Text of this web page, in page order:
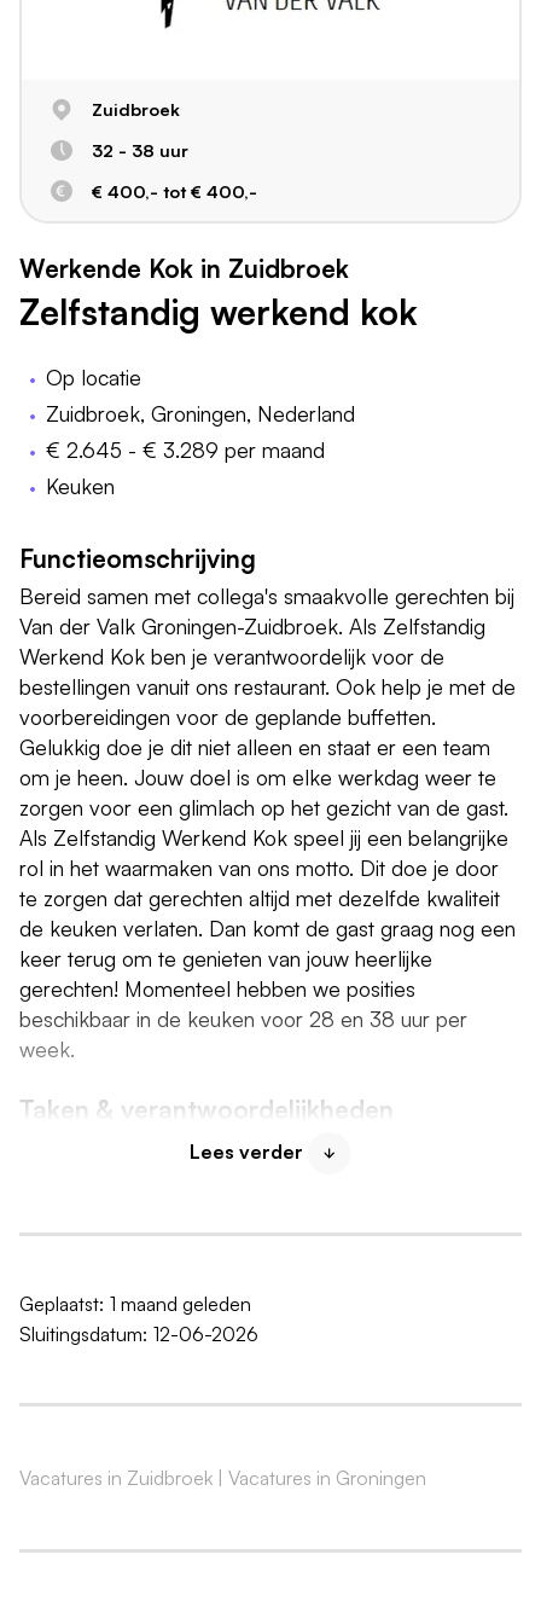
Zuidbroek
32 - 38 uur
€ 400,- tot € 400,-
Werkende Kok in Zuidbroek
Zelfstandig werkend kok
Op locatie
Zuidbroek, Groningen, Nederland
€ 2.645 - € 3.289 per maand
Keuken
Functieomschrijving
Bereid samen met collega's smaakvolle gerechten bij
Van der Valk Groningen-Zuidbroek. Als Zelfstandig
Werkend Kok ben je verantwoordelijk voor de
bestellingen vanuit ons restaurant. Ook help je met de
voorbereidingen voor de geplande buffetten.
Gelukkig doe je dit niet alleen en staat er een team
om je heen. Jouw doel is om elke werkdag weer te
zorgen voor een glimlach op het gezicht van de gast.
Als Zelfstandig Werkend Kok speel jij een belangrijke
rol in het waarmaken van ons motto. Dit doe je door
te zorgen dat gerechten altijd met dezelfde kwaliteit
de keuken verlaten. Dan komt de gast graag nog een
keer terug om te genieten van jouw heerlijke
gerechten! Momenteel hebben we posities
beschikbaar in de keuken voor 28 en 38 uur per
week.
Taken & verantwoordelijkheden
Het bereiden van gerechten van onze lunch- en
Je bent verantwoordelijk voor kwaliteitscontroles
op ingrediënten en bereidingen;
bestelde producten;
richtlijnen altijd worden nageleefd.
Vereisten
Lees verder
Geplaatst: 1 maand geleden
Sluitingsdatum: 12-06-2026
Vacatures in Zuidbroek Vacatures in Groningen